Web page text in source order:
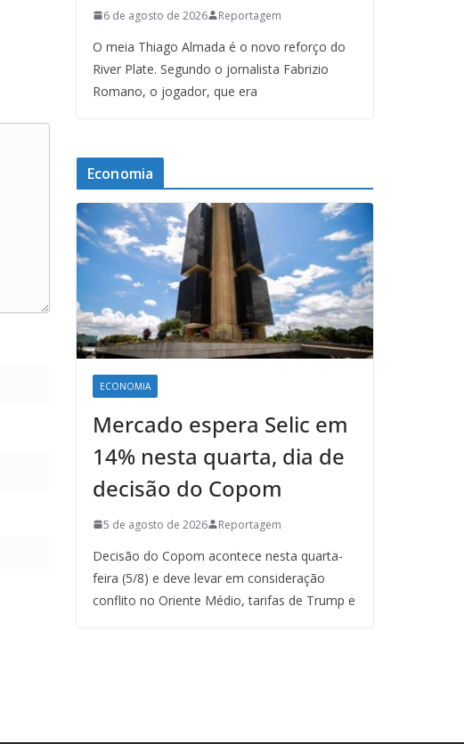
6 de agosto de 2026 Reportagem
O meia Thiago Almada é o novo reforço do
River Plate. Segundo o jornalista Fabrizio
Romano, o jogador, que era
Economia
ECONOMIA
Mercado espera Selic em
14% nesta quarta, dia de
decisão do Copom
5 de agosto de 2026 Reportagem
Decisão do Copom acontece nesta quarta-
feira (5/8) e deve levar em consideração
conflito no Oriente Médio, tarifas de Trump e